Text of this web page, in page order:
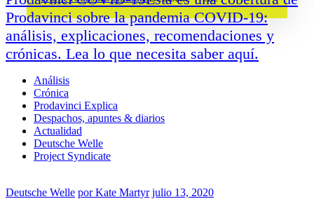
Prodavinci sobre la pandemia COVID-19:
análisis, explicaciones, recomendaciones y
crónicas. Lea lo que necesita saber aquí.
Análisis
Crónica
Prodavinci Explica
Despachos, apuntes & diarios
Actualidad
Deutsche Welle
Project Syndicate
Deutsche Welle porKate Martyr julio 13, 2020